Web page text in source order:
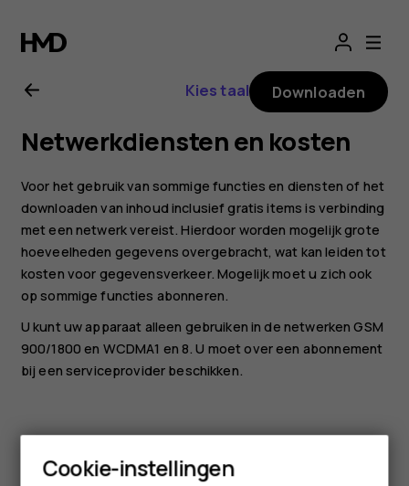
Nokia
3310
3G
Smartphones
Kies taal Downloaden
Netwerkdiensten en kosten
Voor het gebruik van sommige functies en diensten of het
downloaden van inhoud inclusief gratis items is verbinding
met een netwerk vereist. Hierdoor worden mogelijk grote
hoeveelheden gegevens overgebracht, wat kan leiden tot
kosten voor gegevensverkeer. Mogelijk moet u zich ook
op sommige functies abonneren.
U kunt uw apparaat alleen gebruiken in de netwerken GSM
900/1800 en WCDMA1 en 8. U moet over een abonnement
bij een serviceprovider beschikken.
Cookie-instellingen